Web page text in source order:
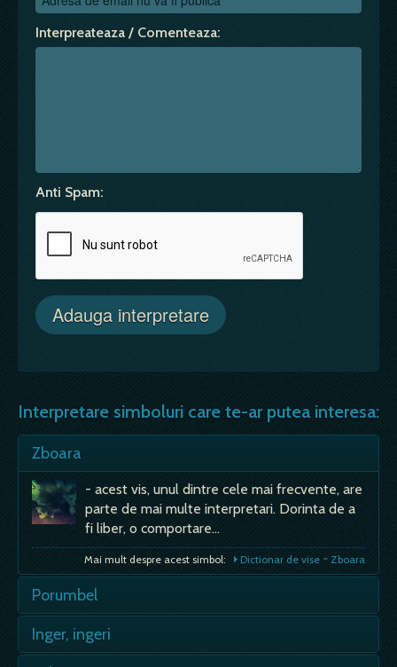
Interpreateaza / Comenteaza:
Anti Spam:
Interpretare simboluri care te-ar putea interesa:
Zboara
- acest vis, unul dintre cele mai frecvente, are
parte de mai multe interpretari. Dorinta de a
fi liber, o comportare…
Mai mult despre acest simbol: Dictionar de vise ~ Zboara
Porumbel
- daca sunt mai multi, e bine, ai prieteni
adevarati; - prieteni, amici adevarati vei avea;
Inger, ingeri